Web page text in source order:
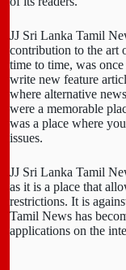
JJ Sri Lanka Tamil
contribution to the art
time to time, was
write new feature
where alternative
were a memorable
was a place where
issues.
JJ Sri Lanka Tamil
as it is a place that
restrictions. It is
Tamil News has
applications on the